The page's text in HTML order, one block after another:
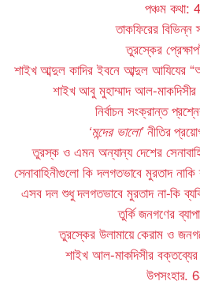
পঞ্চম কথা:
তাকফিরের বিভিন্ন
তুরস্কের
শাইখ আব্দুল কাদির ইবনে আব্দুল আযিযের
শাইখ আবু মুহাম্মাদ আল-মাকদিসীর
নির্বাচন সংক্রান্ত
‘মন্দের ভালো’নীতির
তুরস্ক ও এমন অন্যান্য দেশের
সেনাবাহিনীগুলো কি দলগতভাবে মুরতাদ
এসব দল শুধু দলগতভাবে মুরতাদ না-কি
তুর্কি জনগণের
তুরস্কের উলামায়ে কেরাম ও
শাইখ আল-মাকদিসীর বক্তব্যের
উপসংহার.